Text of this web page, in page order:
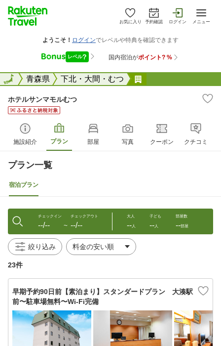
お気に入り 予約確認 ログイン メニュー
全国青森県 下北・大間・むつ
全国
ホテルサンマモルむつ
施設紹介 プラン 部屋 写真 クーポン クチコミ
プラン一覧
宿泊プラン
チェックイン
--/-- 〜
チェックアウト
--/--
大人
--人
子ども
--人
部屋数
--部屋
絞り込み
23件
早期予約90日前【素泊まり】スタンダードプラン 大湊駅
前〜駐車場無料〜Wi-Fi完備